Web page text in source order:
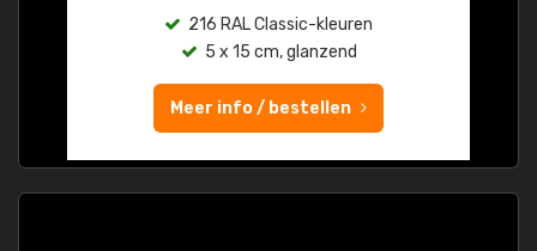
216 RAL Classic-kleuren
5 x 15 cm, glanzend
Meer info / bestellen